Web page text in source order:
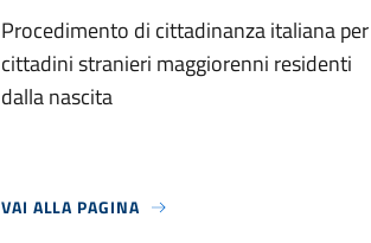
Procedimento di cittadinanza italiana per
cittadini stranieri maggiorenni residenti
dalla nascita
VAI ALLA PAGINA